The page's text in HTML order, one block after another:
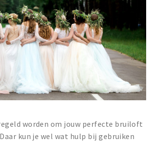
worden om jouw perfecte bruiloft
kun je wel wat hulp bij gebruiken